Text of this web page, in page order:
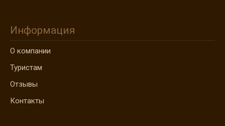
Информация
О компании
Туристам
Отзывы
Контакты